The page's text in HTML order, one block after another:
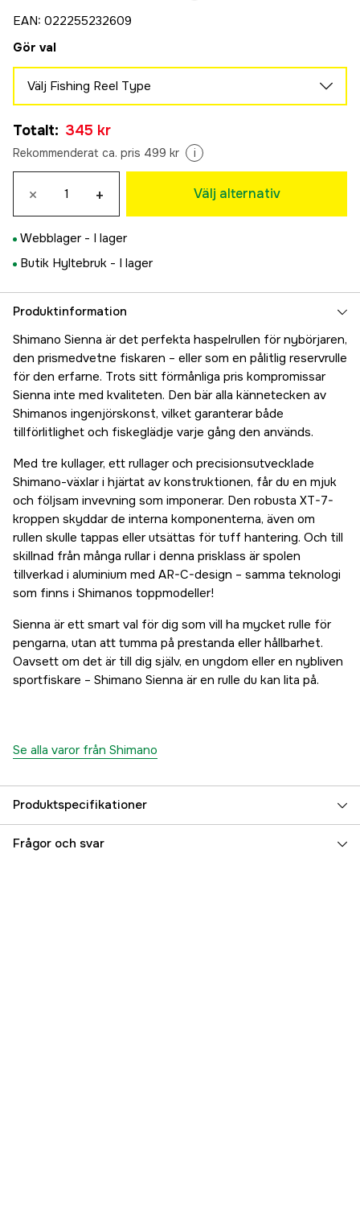
EAN: 022255232609
Gör val
Välj Fishing Reel Type
345 kr
1000
345 kr
2500 HG
Tillfälligt slut
429 kr
C3000
4000
499 kr
Totalt: 345 kr
Rekommenderat ca. pris 499 kr i
× + Välj alternativ
Webblager - I lager
Butik Hyltebruk - I lager
Produktinformation
Shimano Sienna är det perfekta haspelrullen för nybörjaren,
den prismedvetne fiskaren – eller som en pålitlig reservrulle
för den erfarne. Trots sitt förmånliga pris kompromissar
Sienna inte med kvaliteten. Den bär alla kännetecken av
Shimanos ingenjörskonst, vilket garanterar både
tillförlitlighet och fiskeglädje varje gång den används.
Med tre kullager, ett rullager och precisionsutvecklade
Shimano-växlar i hjärtat av konstruktionen, får du en mjuk
och följsam invevning som imponerar. Den robusta XT-7-
kroppen skyddar de interna komponenterna, även om
rullen skulle tappas eller utsättas för tuff hantering. Och till
skillnad från många rullar i denna prisklass är spolen
tillverkad i aluminium med AR-C-design – samma teknologi
som finns i Shimanos toppmodeller!
Sienna är ett smart val för dig som vill ha mycket rulle för
pengarna, utan att tumma på prestanda eller hållbarhet.
Oavsett om det är till dig själv, en ungdom eller en nybliven
sportfiskare – Shimano Sienna är en rulle du kan lita på.
Se alla varor från Shimano
Produktspecifikationer
Kullager + rullager 3+1
Frågor och svar